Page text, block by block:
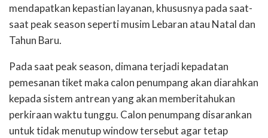
mendapatkan kepastian layanan, khususnya pada saat-
saat peak season seperti musim Lebaran atau Natal dan
Tahun Baru.
Pada saat peak season, dimana terjadi kepadatan
pemesanan tiket maka calon penumpang akan diarahkan
kepada sistem antrean yang akan memberitahukan
perkiraan waktu tunggu. Calon penumpang disarankan
untuk tidak menutup window tersebut agar tetap